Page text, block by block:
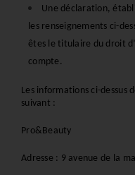
Une déclaration,
les renseignements ci-
êtes le titulaire du droit
compte.
Les informations ci-dessus
suivant :
Pro&Beauty
Adresse : 9 avenue de la